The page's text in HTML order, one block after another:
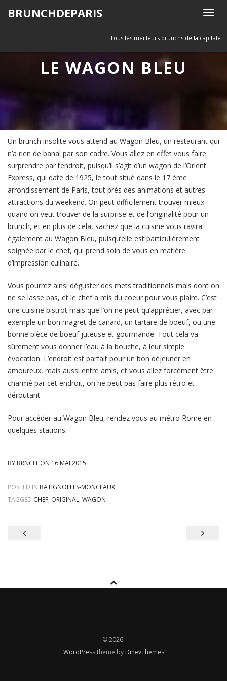
T
g
g
BRUNCHDEPARIS
Tous les meilleurs brunchs de la capitale
LE WAGON BLEU
Un brunch insolite vous attend au Wagon Bleu, un restaurant qui
n’a rien de banal par son cadre. Vous allez en effet vous faire
surprendre par l’endroit, puisqu’il s’agit d’un wagon de l’Orient
Express, qui date de 1925, le tout situé dans le 17 ème
arrondissement de Paris, tout près des animations et autres
attractions du weekend. On peut difficilement trouver mieux
quand on veut trouver de la surprise et de l’originalité pour un
brunch, et en plus de cela, sachez que la cuisine vous ravira
également au Wagon Bleu, puisqu’elle est particulièrement
soignée par le chef, qui prend soin de vous en matière
d’impression culinaire.
Vous pourrez ainsi déguster des mets traditionnels mais dont on
ne se lasse pas, et le chef a mis du coeur pour vous plaire. C’est
une cuisine bistrot mais que l’on ne peut qu’apprécier, avec par
exemple un bon magret de canard, un tartare de boeuf, ou une
bonne pièce de boeuf juteuse et gourmande. Tout cela va
sûrement vous donner l’eau à la bouche, à leur simple
évocation. L’endroit est parfait pour un bon déjeuner en
amoureux, mais aussi entre amis, et vous allez forcément être
charmé par cet endroit, on ne peut pas faire plus rétro et
déroutant.
Pour accéder au Wagon Bleu, rendez vous au métro Rome en
quelques stations.
BY BRNCH ON 16 MAI 2015
POSTED IN BATIGNOLLES-MONCEAUX
TAGGED CHEF, ORIGINAL, WAGON
Navigation
© 2026
WordPresstheme by DinevThemes